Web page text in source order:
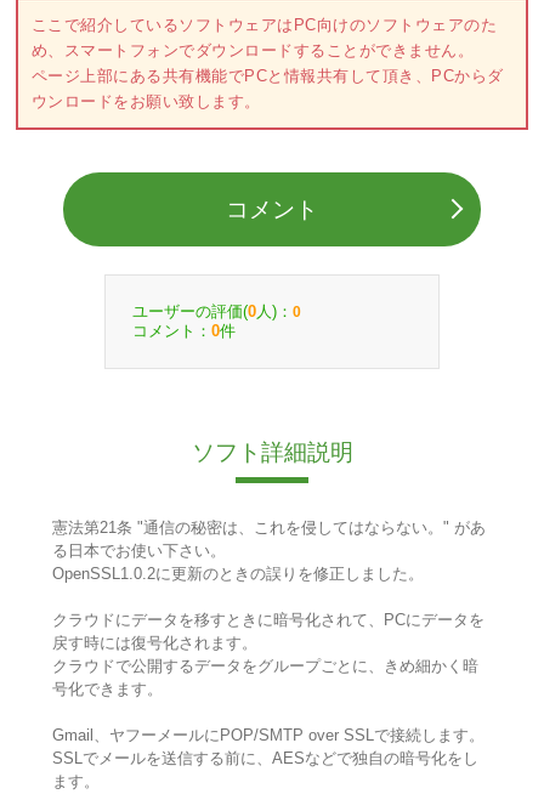
ここで紹介しているソフトウェアはPC向けのソフトウェアのた
め、スマートフォンでダウンロードすることができません。
ページ上部にある共有機能でPCと情報共有して頂き、PCからダ
ウンロードをお願い致します。
コメント
ユーザーの評価(0 人)： 0
コメント： 0件
ソフト詳細説明
憲法第21条 "通信の秘密は、これを侵してはならない。" があ
る日本でお使い下さい。
OpenSSL1.0.2に更新のときの誤りを修正しました。
クラウドにデータを移すときに暗号化されて、PCにデータを
戻す時には復号化されます。
クラウドで公開するデータをグループごとに、きめ細かく暗
号化できます。
Gmail、ヤフーメールにPOP/SMTP over SSLで接続します。
SSLでメールを送信する前に、AESなどで独自の暗号化をし
ます。